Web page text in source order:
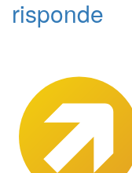
risponde